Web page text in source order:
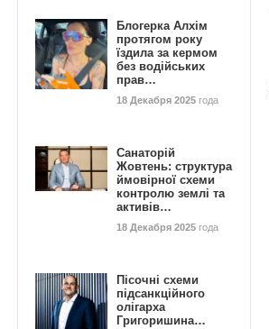
Блогерка Алхім
протягом року
їздила за кермом
без водійських
прав…
18 Декабря 2025 года
Санаторій
Жовтень: структура
ймовірної схеми
контролю землі та
активів…
18 Декабря 2025 года
Пісочні схеми
підсанкційного
олігарха
Григоришина…